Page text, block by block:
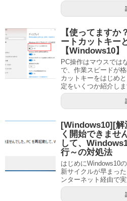
【使ってますか
ートカットキー
【Windows10】
PC操作はマウスでは
で、作業スピードが
カットキーをはじめ
定をいくつか紹介しま
[Windows10][解
く開始できませ
して、
行～の対処法
はじめにWindows10
新サイクルが早まっ
ンターネット経由で実